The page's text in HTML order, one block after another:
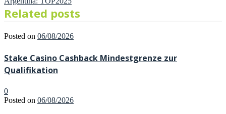
Related posts
Posted on 06/08/2026
Stake Casino Cashback Mindestgrenze zur
Qualifikation
0
Posted on 06/08/2026